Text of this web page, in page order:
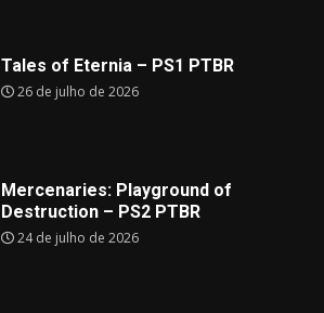
Tales of Eternia – PS1 PTBR
26 de julho de 2026
Mercenaries: Playground of
Destruction – PS2 PTBR
24 de julho de 2026